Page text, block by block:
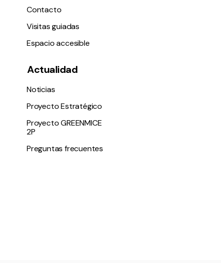
Contacto
Visitas guiadas
Espacio accesible
Actualidad
Noticias
Proyecto Estratégico
Proyecto GREENMICE
2P
Preguntas frecuentes